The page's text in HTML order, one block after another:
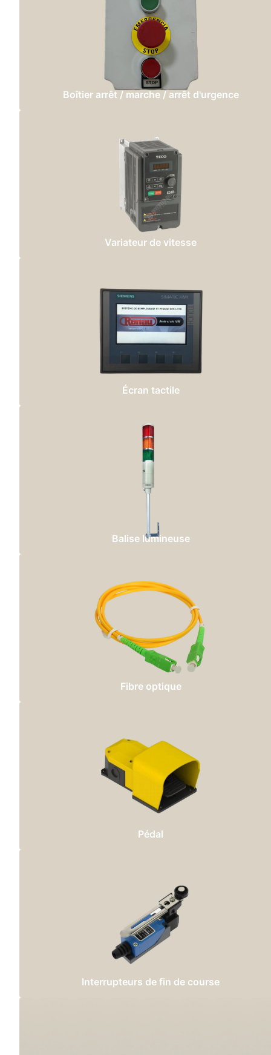
Boîtier arrêt / marche / arrêt d'urgence
Variateur de vitesse
Écran tactile
Balise lumineuse
Fibre optique
Pédal
Interrupteurs de fin de course